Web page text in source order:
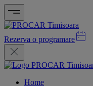
Rezerva o programare
Home